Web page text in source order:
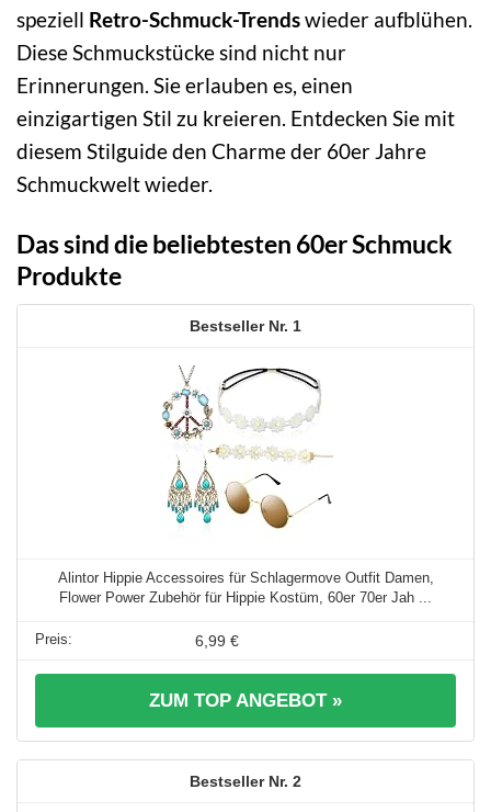
speziell Retro-Schmuck-Trendswieder aufblühen.
Diese Schmuckstücke sind nicht nur
Erinnerungen. Sie erlauben es, einen
einzigartigen Stil zu kreieren. Entdecken Sie mit
diesem Stilguide den Charme der 60er Jahre
Schmuckwelt wieder.
Das sind die beliebtesten 60er Schmuck
Produkte
1
Alintor Hippie Accessoires für Schlagermove Outfit Damen,
Flower Power Zubehör für Hippie Kostüm, 60er 70er Jah ...
6,99 €
ZUM TOP ANGEBOT »
2